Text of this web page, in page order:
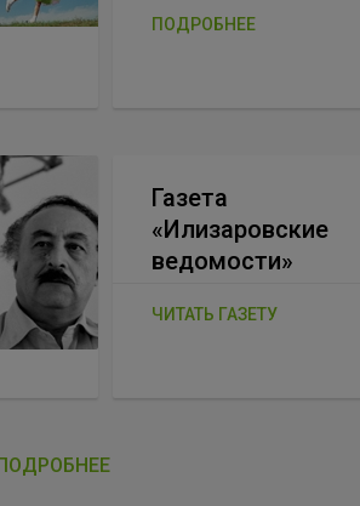
ПОДРОБНЕЕ
Газета
«Илизаровские
ведомости»
ЧИТАТЬ ГАЗЕТУ